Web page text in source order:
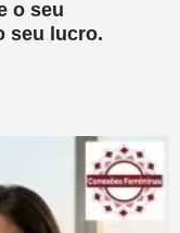
o seu
seu lucro.